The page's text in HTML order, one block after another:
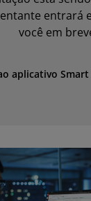
entrará
você em
aplicativo